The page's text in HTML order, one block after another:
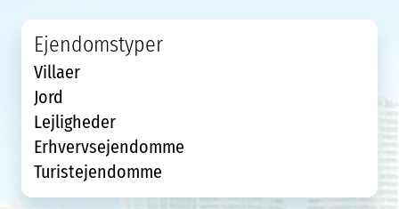
Ejendomstyper
Villaer
Jord
Lejligheder
Erhvervsejendomme
Turistejendomme